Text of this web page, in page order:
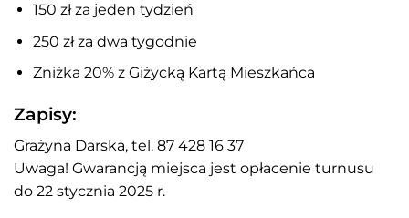
150 zł za jeden tydzień
250 zł za dwa tygodnie
Zniżka 20% z Giżycką Kartą Mieszkańca
Zapisy:
Grażyna Darska, tel. 87 428 16 37
Uwaga! Gwarancją miejsca jest opłacenie turnusu
do 22 stycznia 2025 r.